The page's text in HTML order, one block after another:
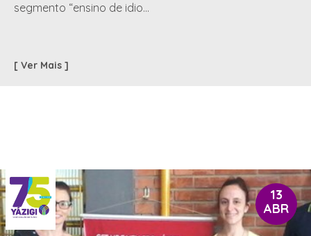
segmento “ensino de idio...
[ Ver Mais ]
13
ABR